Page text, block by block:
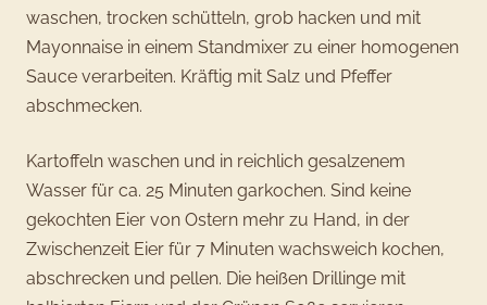
waschen, trocken schütteln, grob hacken und mit
Mayonnaise in einem Standmixer zu einer homogenen
Sauce verarbeiten. Kräftig mit Salz und Pfeffer
abschmecken.
Kartoffeln waschen und in reichlich gesalzenem
Wasser für ca. 25 Minuten garkochen. Sind keine
gekochten Eier von Ostern mehr zu Hand, in der
Zwischenzeit Eier für 7 Minuten wachsweich kochen,
abschrecken und pellen. Die heißen Drillinge mit